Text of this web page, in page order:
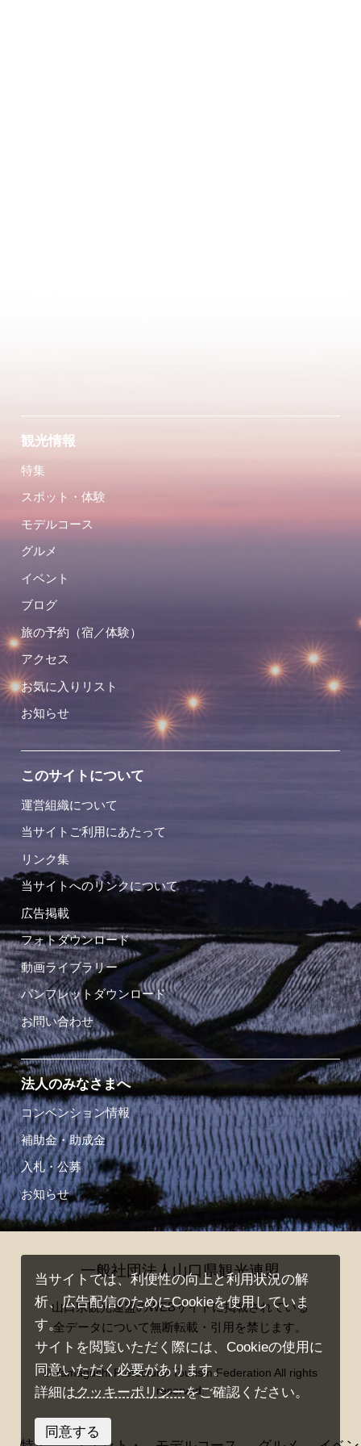
観光情報
特集
スポット・体験
モデルコース
グルメ
イベント
ブログ
旅の予約（宿／体験）
アクセス
お気に入りリスト
お知らせ
このサイトについて
運営組織について
当サイトご利用にあたって
リンク集
当サイトへのリンクについて
広告掲載
フォトダウンロード
動画ライブラリー
パンフレットダウンロード
お問い合わせ
法人のみなさまへ
コンベンション情報
補助金・助成金
入札・公募
お知らせ
一般社団法人山口県観光連盟
山口県観光連盟のWEBサイトに掲載されている
全データについて無断転載・引用を禁じます。
© Yamaguchi Prefectural Tourism Federation All rights
reserved.
当サイトでは、利便性の向上と利用状況の解
析、広告配信のためにCookieを使用していま
す。
サイトを閲覧いただく際には、Cookieの使用に
同意いただく必要があります。
詳細はクッキーポリシーをご確認ください。
同意する